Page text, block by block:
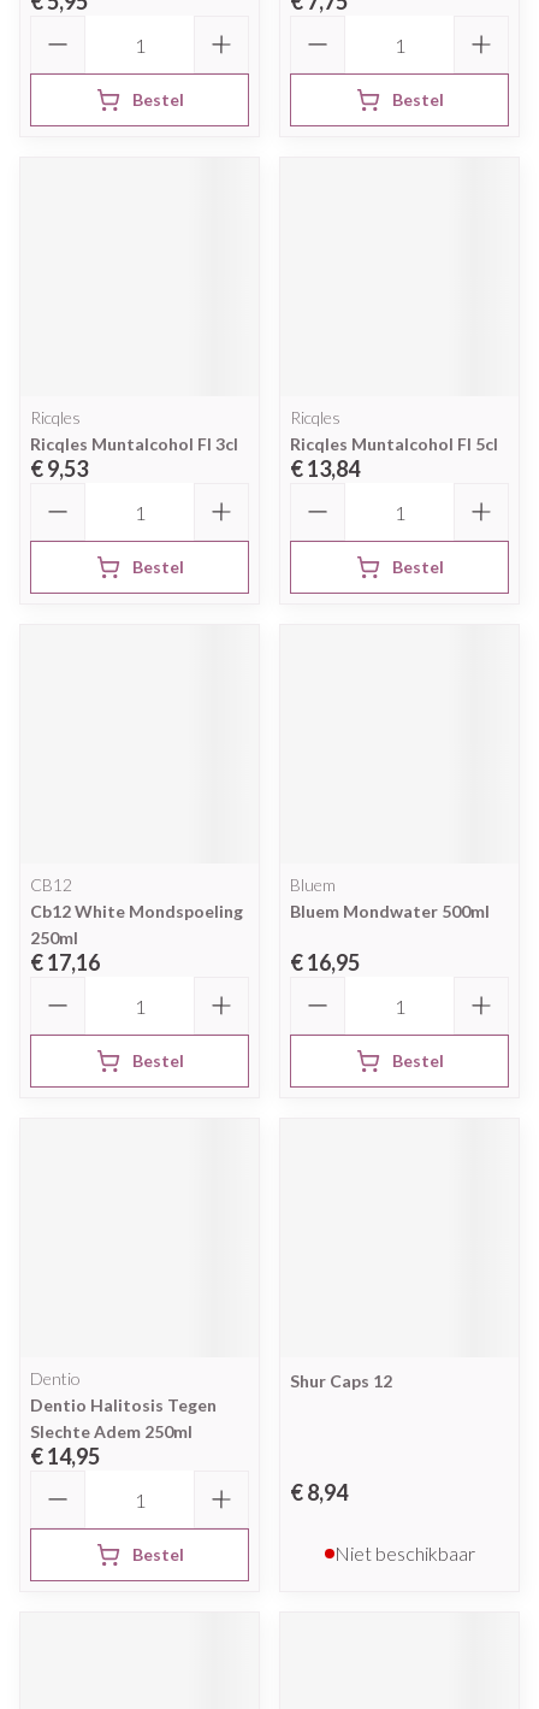
Bestel Bestel
Ricqles
Ricqles Muntalcohol Fl 3cl
€ 9,53
Bestel
Ricqles
Ricqles Muntalcohol Fl 5cl
€ 13,84
Bestel
CB12
Cb12 White Mondspoeling
250ml
€ 17,16
Bestel
Bluem
Bluem Mondwater 500ml
€ 16,95
Bestel
Dentio
Dentio Halitosis Tegen
Slechte Adem 250ml
€ 14,95
Bestel
Shur Caps 12
€ 8,94
Niet beschikbaar